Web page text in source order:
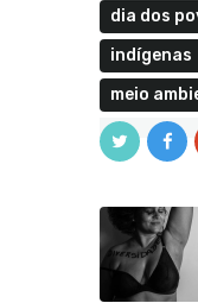
dia dos
indígenas
meio